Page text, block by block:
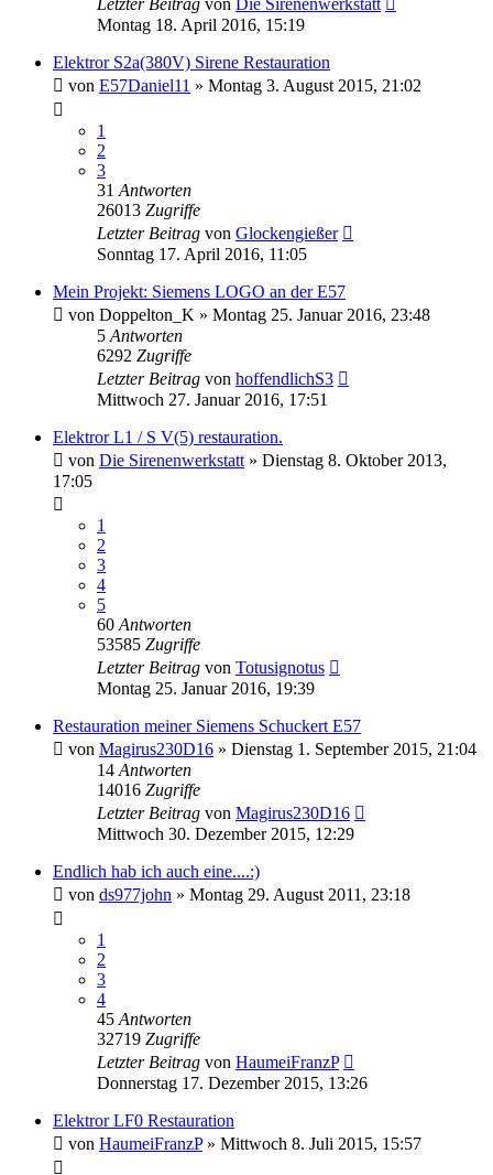
Montag 18. April 2016, 15:19
Elektror S2a(380V) Sirene Restauration
von E57Daniel11 » Montag 3. August 2015, 21:02
1
2
3
31 Antworten
26013 Zugriffe
Letzter Beitrag von Glockengießer
Sonntag 17. April 2016, 11:05
Mein Projekt: Siemens LOGO an der E57
von Doppelton_K » Montag 25. Januar 2016, 23:48
5 Antworten
6292 Zugriffe
Letzter Beitrag von hoffendlichS3
Mittwoch 27. Januar 2016, 17:51
Elektror L1 / S V(5) restauration.
von Die Sirenenwerkstatt » Dienstag 8. Oktober 2013,
17:05
1
2
3
4
5
60 Antworten
53585 Zugriffe
Letzter Beitrag von Totusignotus
Montag 25. Januar 2016, 19:39
Restauration meiner Siemens Schuckert E57
von Magirus230D16 » Dienstag 1. September 2015, 21:04
14 Antworten
14016 Zugriffe
Letzter Beitrag von Magirus230D16
Mittwoch 30. Dezember 2015, 12:29
Endlich hab ich auch eine....:)
von ds977john » Montag 29. August 2011, 23:18
1
2
3
4
45 Antworten
32719 Zugriffe
Letzter Beitrag von HaumeiFranzP
Donnerstag 17. Dezember 2015, 13:26
Elektror LF0 Restauration
von HaumeiFranzP» Mittwoch 8. Juli 2015, 15:57